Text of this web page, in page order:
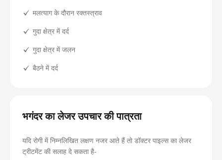
मलत्याग के दौरान रक्तस्त्राव
गुदा क्षेत्र में दर्द
गुदा क्षेत्र में जलन
बैठने में दर्द
भगंदर का लेजर उपचार की पात्रता
यदि रोगी में निम्नलिखित लक्षण नजर आते हैं तो डॉक्टर पाइल्स का लेजर
ट्रीटमेंट की सलाह दे सकता है-